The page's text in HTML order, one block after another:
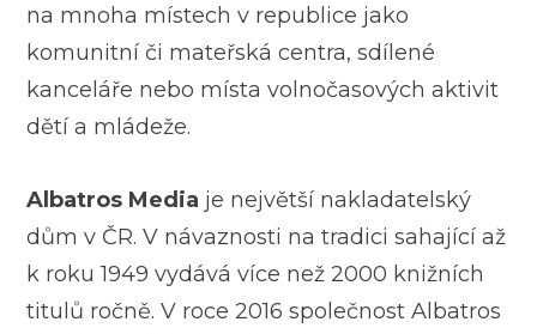
na mnoha místech v republice jako
komunitní či mateřská centra, sdílené
kanceláře nebo místa volnočasových aktivit
dětí a mládeže.
Albatros Media je největší nakladatelský
dům v ČR. V návaznosti na tradici sahající až
k roku 1949 vydává více než 2000 knižních
titulů ročně. V roce 2016 společnost Albatros